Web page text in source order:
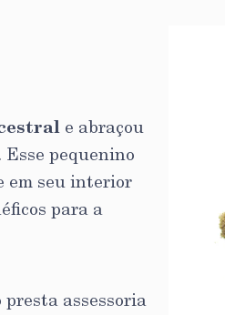
e abraçou
Esse pequenino
em seu interior
para a
presta assessoria